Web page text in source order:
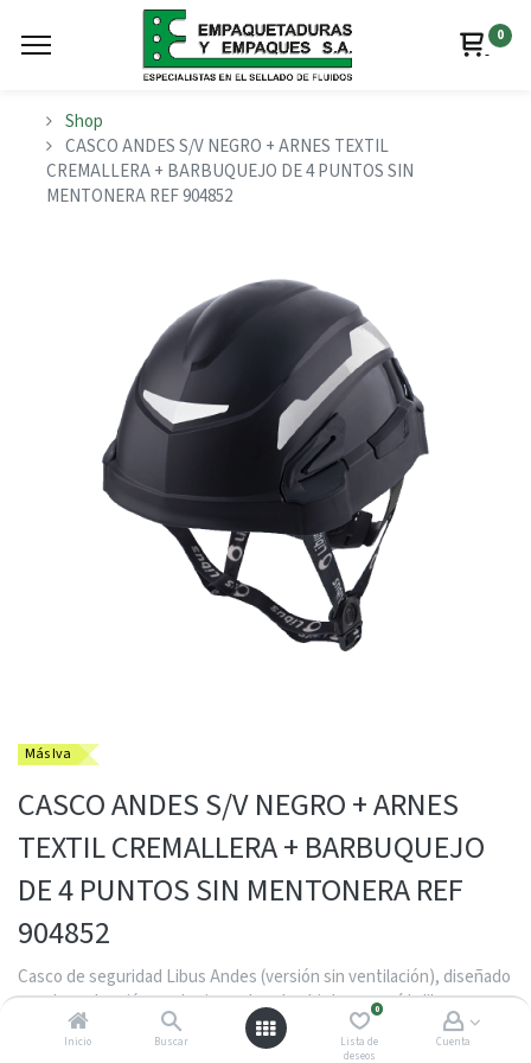
Inicio Buscar
0
Lista de
deseos
Cuenta
0
Shop
CASCO ANDES S/V NEGRO + ARNES TEXTIL
CREMALLERA + BARBUQUEJO DE 4 PUNTOS SIN
MENTONERA REF 904852
Más Iva
CASCO ANDES S/V NEGRO + ARNES
TEXTIL CREMALLERA + BARBUQUEJO
DE 4 PUNTOS SIN MENTONERA REF
904852
Casco de seguridad Libus Andes (versión sin ventilación), diseñado
para la protección contra impactos de objetos en caída libre y
riesgos eléctricos limitados. Fabricado con materiales de alta
resistencia, cuenta con un diseño ergonómico apto para trabajos